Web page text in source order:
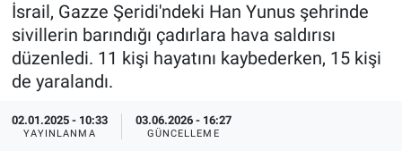
İsrail, Gazze Şeridi'ndeki Han Yunus şehrinde
sivillerin barındığı çadırlara hava saldırısı
düzenledi. 11 kişi hayatını kaybederken, 15 kişi
de yaralandı.
02.01.2025 - 10:33
YAYINLANMA
03.06.2026 - 16:27
GÜNCELLEME
Trend
Özel Haberler
Yazarlar
Ekonomi
Dünya
Medya
Son Dakika Haberleri
Haber Arşivi